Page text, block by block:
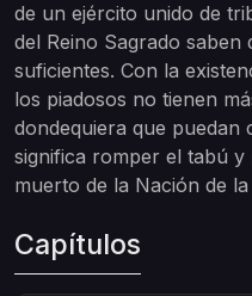
de un ejército unido de
del Reino Sagrado saben
suficientes. Con la
los piadosos no tienen
dondequiera que puedan
significa romper el tabú
muerto de la Nación de la
Capítulos